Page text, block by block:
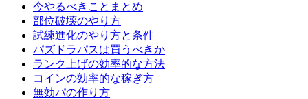
今やるべきことまとめ
部位破壊のやり方
試練進化のやり方と条件
パズドラパスは買うべきか
ランク上げの効率的な方法
コインの効率的な稼ぎ方
無効パの作り方